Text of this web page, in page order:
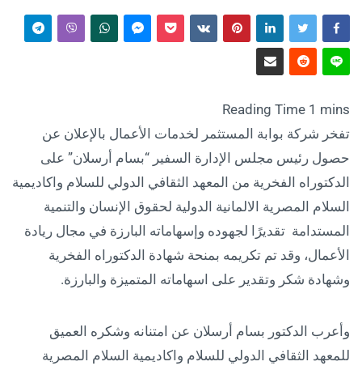
تفخر شركة بوابة المستثمر لخدمات الأعمال بالإعلان عن
حصول رئيس مجلس الإدارة السفير “بسام أرسلان” على
الدكتوراه الفخرية من المعهد الثقافي الدولي للسلام واكاديمية
السلام المصرية الالمانية الدولية لحقوق الإنسان والتنمية
المستدامة تقديرًا لجهوده وإسهاماته البارزة في مجال ريادة
الأعمال، وقد تم تكريمه بمنحة شهادة الدكتوراه الفخرية
وشهادة شكر وتقدير على اسهاماته المتميزة والبارزة.
وأعرب الدكتور بسام أرسلان عن امتنانه وشكره العميق
للمعهد الثقافي الدولي للسلام واكاديمية السلام المصرية